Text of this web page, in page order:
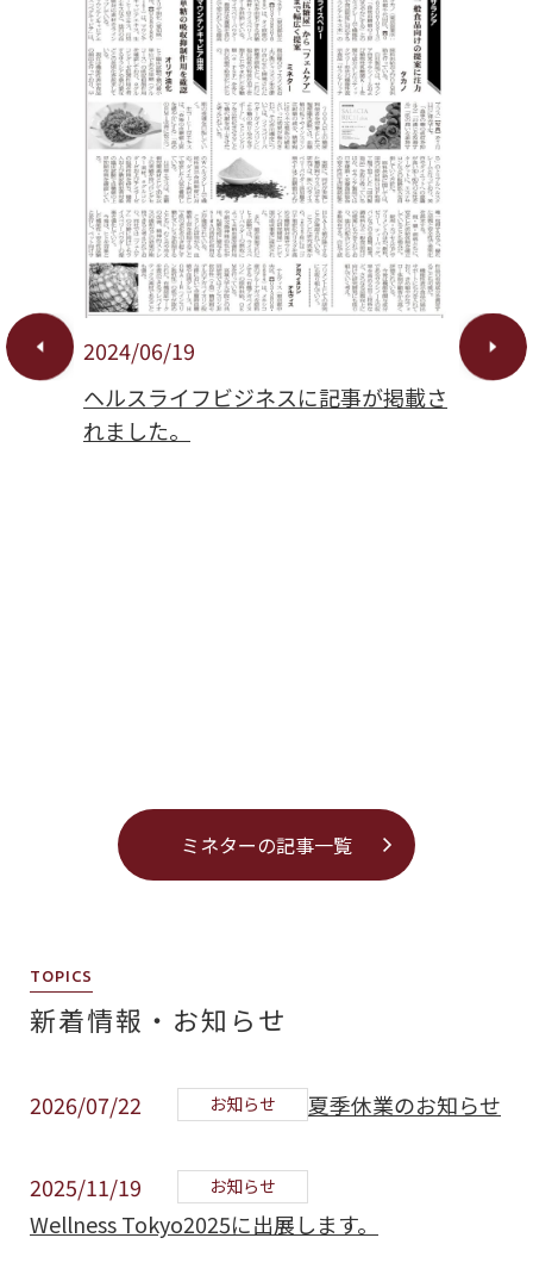
2024/06/19
ヘルスライフビジネスに記事が掲載さ
れました。
健康
メディ
ミネターの記事一覧
TOPICS
新着情報・お知らせ
2026/07/22 お知らせ 夏季休業のお知らせ
2025/11/19 お知らせ
Wellness Tokyo2025に出展します。